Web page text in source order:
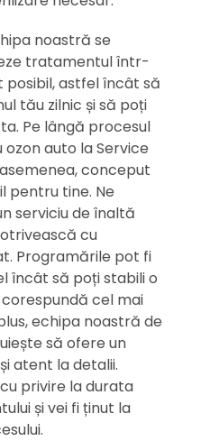
noastră se
tratamentul într-
astfel încât să
tău zilnic și să poți
Pe lângă procesul
auto la Service
conceput
pentru tine. Ne
serviciu de înaltă
cu
Programările pot fi
încât să poți stabili o
cel mai
echipa noastră de
să ofere un
atent la detalii.
privire la durata
și vei fi ținut la